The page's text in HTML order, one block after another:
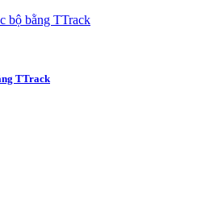
TTrack